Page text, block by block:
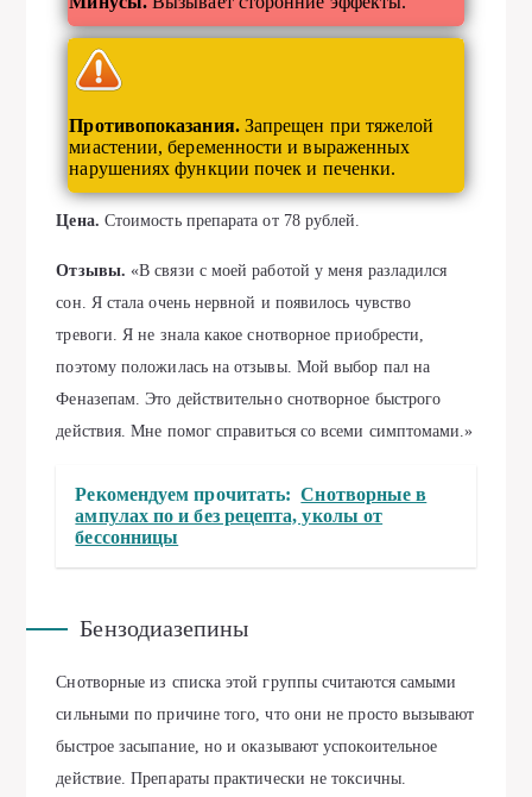
Противопоказания. Запрещен при тяжелой
миастении, беременности и выраженных
нарушениях функции почек и печенки.
Цена. Стоимость препарата от 78 рублей.
Отзывы.«В связи с моей работой у меня разладился
сон. Я стала очень нервной и появилось чувство
тревоги. Я не знала какое снотворное приобрести,
поэтому положилась на отзывы. Мой выбор пал на
Феназепам. Это действительно снотворное быстрого
действия. Мне помог справиться со всеми симптомами.»
Рекомендуем прочитать: Снотворные в
ампулах по и без рецепта, уколы от
бессонницы
Бензодиазепины
Снотворные из списка этой группы считаются самыми
сильными по причине того, что они не просто вызывают
быстрое засыпание, но и оказывают успокоительное
действие. Препараты практически не токсичны.